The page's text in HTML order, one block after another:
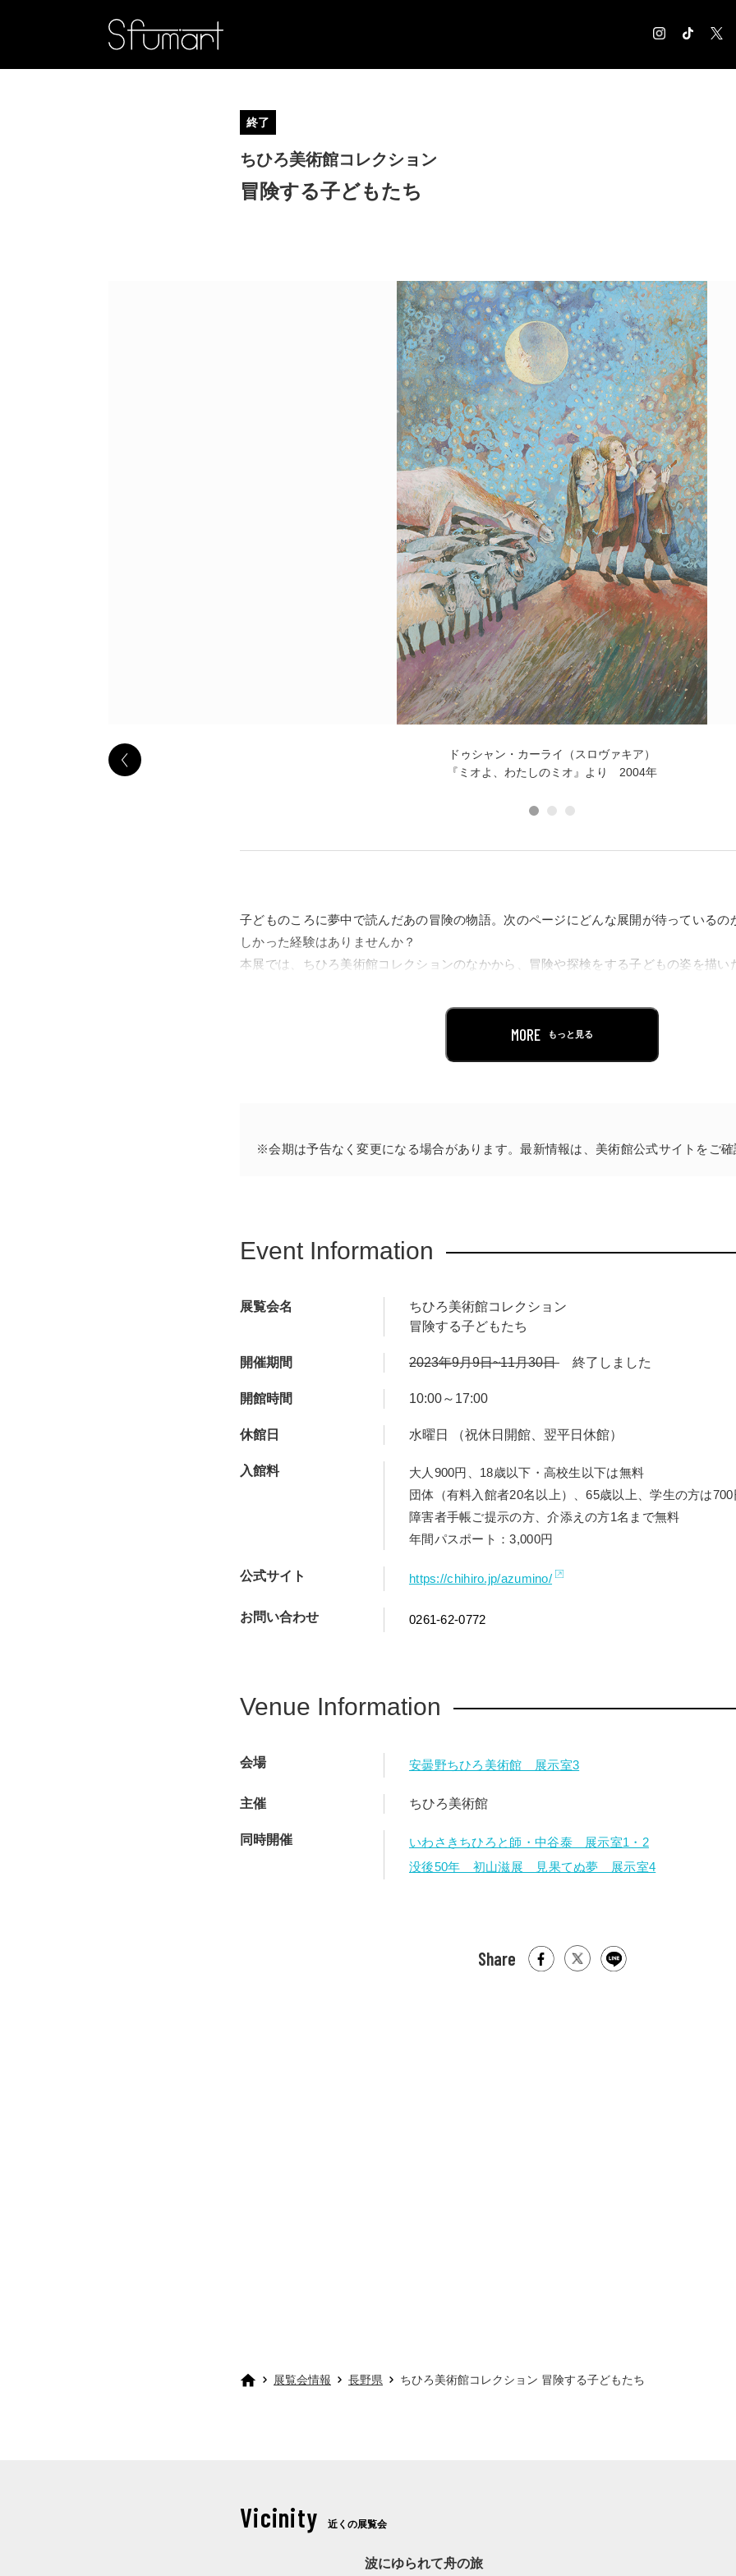
CONTACT お問合せ
POLICY COMPANY
終了
ちひろ美術館コレクション
冒険する子どもたち
ドゥシャン・カーライ（スロヴァキア）
『ミオよ、わたしのミオ』より 2004年
子どものころに夢中で読んだあの冒険の物語。次のページにどんな展開が待っているの
しかった経験はありませんか？
本展では、ちひろ美術館コレクションのなかから、冒険や探検をする子どもの姿を描い
なかには、困難に立ち向かい、行く手を阻まれても勇気を持って進んでいく子どもが登
い景色や、一生懸命な主人公の姿を世界の絵本画家たちが想像力をふくらませて描いた
MORE もっと見る
※会期は予告なく変更になる場合があります。最新情報は、美術館公式サイトをご確
Event Information
展覧会名
ちひろ美術館コレクション
冒険する子どもたち
開催期間 2023年9月9日~11月30日 終了しました
開館時間 10:00～17:00
休館日 水曜日 （祝休日開館、翌平日休館）
入館料
大人900円、18歳以下・高校生以下は無料
団体（有料入館者20名以上）、65歳以上、学生の方は700
障害者手帳ご提示の方、介添えの方1名まで無料
年間パスポート：3,000円
公式サイト https://chihiro.jp/azumino/
お問い合わせ 0261-62-0772
Venue Information
会場 安曇野ちひろ美術館 展示室3
主催 ちひろ美術館
同時開催
いわさきちひろと師・中谷泰 展示室1・2
没後50年 初山滋展 見果てぬ夢 展示室4
Share
展覧会情報 長野県 ちひろ美術館コレクション 冒険する子どもたち
Vicinity 近くの展覧会
波にゆられて舟の旅